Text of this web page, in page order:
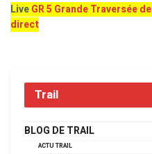
LiveGR 5 Grande Traversée
direct
Trail
BLOG DE TRAIL
ACTU TRAIL